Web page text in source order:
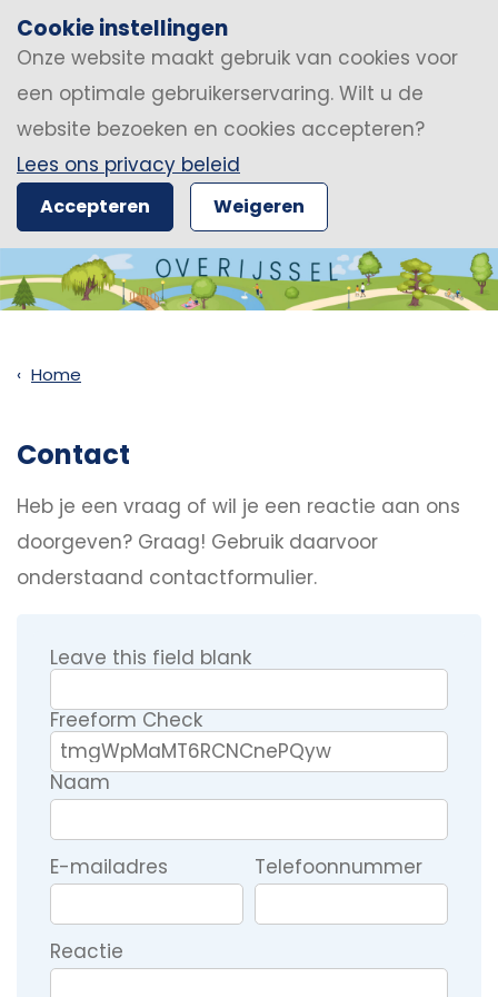
Cookie instellingen
Onze website maakt gebruik van cookies voor
een optimale gebruikerservaring. Wilt u de
website bezoeken en cookies accepteren?
Lees ons privacy beleid
Accepteren Weigeren
Home
Contact
Heb je een vraag of wil je een reactie aan ons
doorgeven? Graag! Gebruik daarvoor
onderstaand contactformulier.
Leave this field blank
Freeform Check
Naam
E-mailadres Telefoonnummer
Reactie